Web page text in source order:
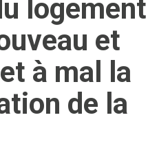
logement
et
à mal la
de la